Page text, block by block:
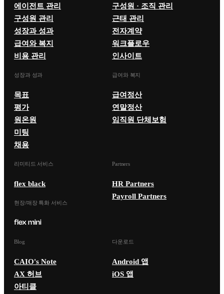
에이전트 관리
구성원 관리
성장과 성과
급여와 복지
비용 관리
구성원 · 조직 관리
근태 관리
전자계약
워크플로우
인사이트
성장과 성과
목표
평가
원온원
미팅
채용
급여와 복지
급여정산
연말정산
임직원 단체보험
리미티드 서비스
flex black
현장/매장 특화 서비스
Partners
HR Partners
Payroll Partners
Blog
CAIO's Note
AX 허브
아티클
다운로드
Android 앱
iOS 앱